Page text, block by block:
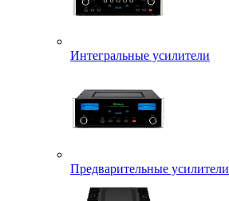
Интегральные усилители
Предварительные усилители